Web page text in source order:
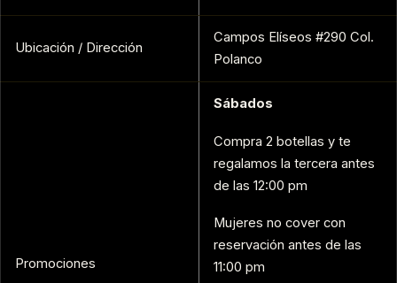
Ubicación / Dirección
Campos Elíseos #290 Col.
Polanco
Promociones
Sábados
Compra 2 botellas y te
regalamos la tercera antes
de las 12:00 pm
Mujeres no cover con
reservación antes de las
11:00 pm